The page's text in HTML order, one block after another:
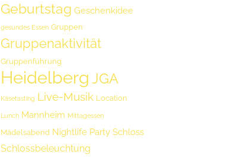
Geburtstag Geschenkidee
gesundes Essen Gruppen
Gruppenaktivität
Gruppenführung
Heidelberg JGA
Käsetasting Live-Musik Location
Lunch Mannheim Mittagessen
Mädelsabend Nightlife Party Schloss
Schlossbeleuchtung